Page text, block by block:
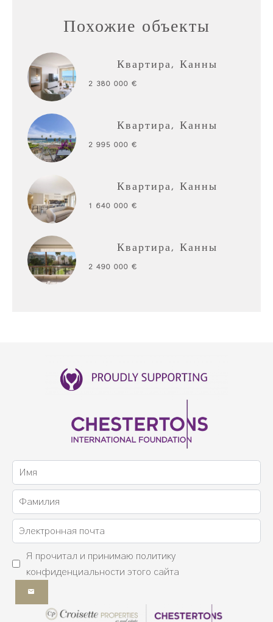
Похожие объекты
Квартира, Канны
2 380 000 €
Квартира, Канны
2 995 000 €
Квартира, Канны
1 640 000 €
Квартира, Канны
2 490 000 €
Я прочитал и принимаю политику
конфиденциальности этого сайта